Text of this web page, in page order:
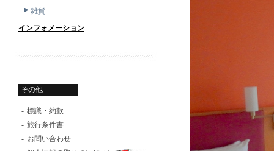
雑貨
インフォメーション
その他
- 標識・約款
- 旅行条件書
- お問い合わせ